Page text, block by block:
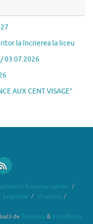
la încrierea la liceu
03.07.2026
AUX CENT VISAGE”
financiar-admin.
Legislație
Proiecte
de Tempera & WordPress.